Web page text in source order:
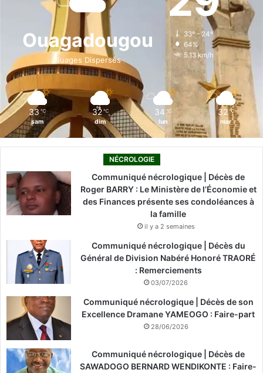
b
o
k
i
n
a
g
r
o
k
Ouagadougou
Nuages Dispersés
33º - 24º
64%
5.13 km/h
33 ℃
sam
32 ℃
dim
34 ℃
lun
32 ℃
mar
NÉCROLOGIE
Communiqué nécrologique | Décès de
Roger BARRY : Le Ministère de l’Économie et
des Finances présente ses condoléances à
la famille
il y a 2 semaines
Communiqué nécrologique | Décès du
Général de Division Nabéré Honoré TRAORÉ
: Remerciements
03/07/2026
Communiqué nécrologique | Décès de son
Excellence Dramane YAMEOGO : Faire-part
28/06/2026
Communiqué nécrologique | Décès de
SAWADOGO BERNARD WENDIKONTE : Faire-